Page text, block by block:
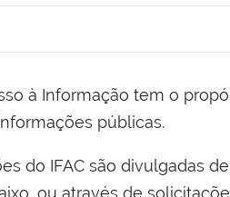
públicas.
do IFAC são divulgadas